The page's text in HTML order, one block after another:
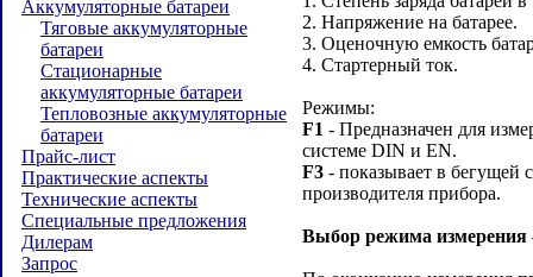
Аккумуляторные батареи
Тяговые аккумуляторные
батареи
Стационарные
аккумуляторные батареи
Тепловозные аккумуляторные
батареи
Прайс-лист
Практические аспекты
Технические аспекты
Специальные предложения
Дилерам
Запрос
2. Напряжение на батарее.
3. Оценочную емкость
4. Стартерный ток.
Режимы:
F1 - Предназначен для
системе DIN и EN.
F3 - показывает в бегущей
производителя прибора.
Выбор режима измерения